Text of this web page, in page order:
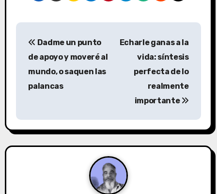
N
a
c
Dadme un punto
de apoyo y moveré al
mundo, o saquen las
palancas
Echarle ganas a la
vida: síntesis
perfecta de lo
realmente
importante